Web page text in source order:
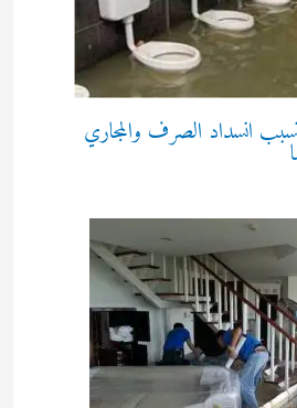
انسداد الصرف والمجاري